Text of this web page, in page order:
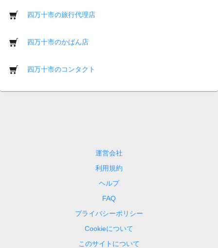
四万十市の旅行代理店
四万十市のかばん店
四万十市のコンタクト
運営会社
利用規約
ヘルプ
FAQ
プライバシーポリシー
Cookieについて
このサイトについて